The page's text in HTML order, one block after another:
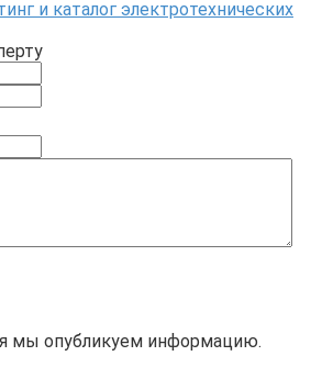
мы опубликуем информацию.